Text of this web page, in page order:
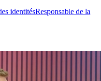
identitésResponsable de la